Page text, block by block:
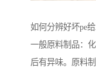
如何分辨好坏pe给
一般原料制品：
后有异味。原料